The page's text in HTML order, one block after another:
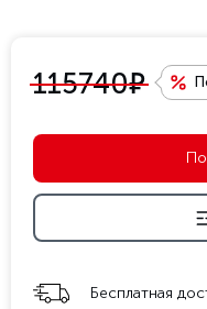
115740е
Бесплатная